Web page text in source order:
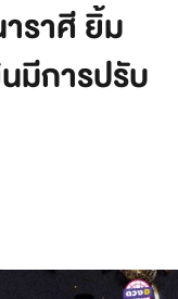
าราศี ยิ้ม
มีการปรับ